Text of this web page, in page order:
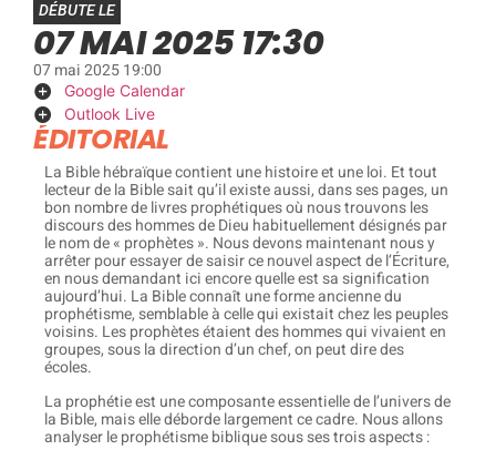
ÉDITORIAL
La Bible hébraïque contient une histoire et une loi. Et tout
lecteur de la Bible sait qu’il existe aussi, dans ses pages, un
bon nombre de livres prophétiques où nous trouvons les
discours des hommes de Dieu habituellement désignés par
le nom de « prophètes ». Nous devons maintenant nous y
arrêter pour essayer de saisir ce nouvel aspect de l’Écriture,
en nous demandant ici encore quelle est sa signification
aujourd’hui. La Bible connaît une forme ancienne du
prophétisme, semblable à celle qui existait chez les peuples
voisins. Les prophètes étaient des hommes qui vivaient en
groupes, sous la direction d’un chef, on peut dire des
écoles.
La prophétie est une composante essentielle de l’univers de
la Bible, mais elle déborde largement ce cadre. Nous allons
analyser le prophétisme biblique sous ses trois aspects :
DÉBUTE LE
07 MAI 2025 17:30
07 mai 2025 19:00
Google Calendar
Outlook Live